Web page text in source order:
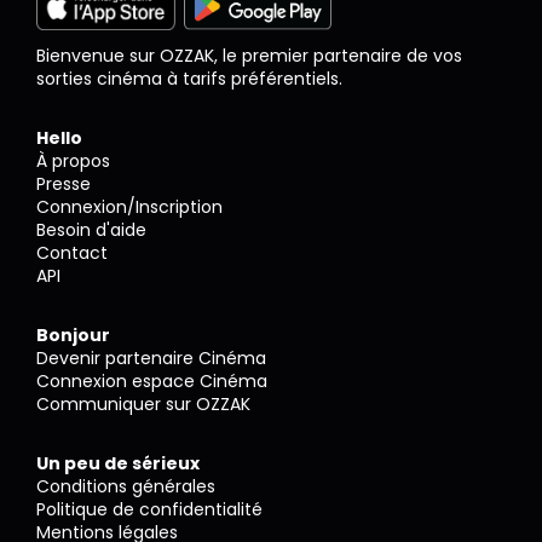
Bienvenue sur OZZAK, le premier partenaire de vos
sorties cinéma à tarifs préférentiels.
Hello
À propos
Presse
Connexion/Inscription
Besoin d'aide
Contact
API
Bonjour
Devenir partenaire Cinéma
Connexion espace Cinéma
Communiquer sur OZZAK
Un peu de sérieux
Conditions générales
Politique de confidentialité
Mentions légales